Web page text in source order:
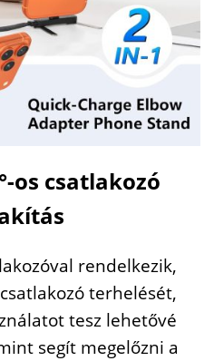
os csatlakozó
rendelkezik,
csatlakozóterhelését,
tesz lehetővé
segít megelőzni a